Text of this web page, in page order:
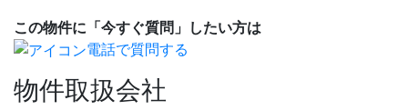
この物件に「今すぐ質問」したい方は
電話で質問する
物件取扱会社